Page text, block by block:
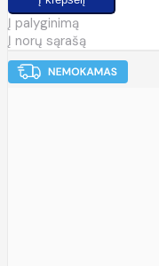
Į palyginimą
Į norų sąrašą